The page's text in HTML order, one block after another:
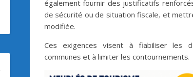
également fournir des justificatifs
de sécurité ou de situation fiscale, et
modifiée.
Ces exigences visent à fiabiliser les
communes et à limiter les contournements.